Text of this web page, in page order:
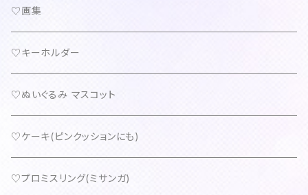
♡画集
♡キーホルダー
♡ぬいぐるみ マスコット
♡ケーキ(ピンクッションにも)
♡プロミスリング(ミサンガ)